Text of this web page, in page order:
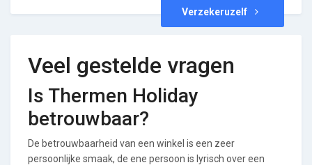
Verzekeruzelf
Veel gestelde vragen
Is Thermen Holiday
betrouwbaar?
De betrouwbaarheid van een winkel is een zeer
persoonlijke smaak, de ene persoon is lyrisch over een